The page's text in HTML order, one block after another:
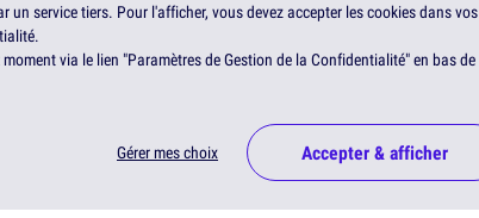
un service tiers. Pour l'afficher, vous devez accepter les cookies dans vos
via le lien "Paramètres de Gestion de la Confidentialité" en bas de
Gérer mes choix Accepter & afficher